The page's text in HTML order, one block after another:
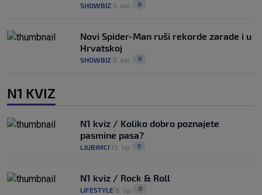
SHOWBIZ 3. kol. 0
Novi Spider-Man ruši rekorde zarade i u
Hrvatskoj
SHOWBIZ 3. kol. 0
N1 KVIZ
N1 kviz / Koliko dobro poznajete
pasmine pasa?
LJUBIMCI 13. lip. 0
N1 kviz / Rock & Roll
LIFESTYLE 8. lip. 0